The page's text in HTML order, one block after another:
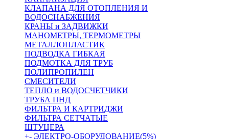
КЛАПАНА ДЛЯ ОТОПЛЕНИЯ И
ВОДОСНАБЖЕНИЯ
КРАНЫ и ЗАДВИЖКИ
МАНОМЕТРЫ, ТЕРМОМЕТРЫ
МЕТАЛЛОПЛАСТИК
ПОДВОДКА ГИБКАЯ
ПОДМОТКА ДЛЯ ТРУБ
ПОЛИПРОПИЛЕН
СМЕСИТЕЛИ
ТЕПЛО и ВОДОСЧЕТЧИКИ
ТРУБА ПНД
ФИЛЬТРА И КАРТРИДЖИ
ФИЛЬТРА СЕТЧАТЫЕ
ШТУЦЕРА
+- ЭЛЕКТРО-ОБОРУДОВАНИЕ(5%)